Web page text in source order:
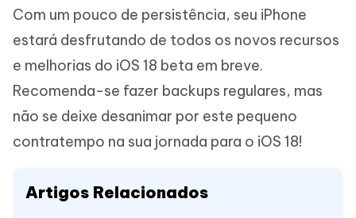
Com um pouco de persistência, seu iPhone
estará desfrutando de todos os novos recursos
e melhorias do iOS 18 beta em breve.
Recomenda-se fazer backups regulares, mas
não se deixe desanimar por este pequeno
contratempo na sua jornada para o iOS 18!
Artigos Relacionados